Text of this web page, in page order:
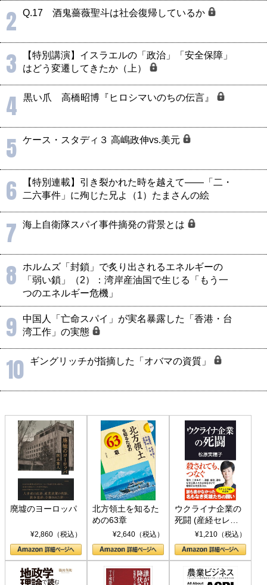
2 Q.17 酒鬼薔薇聖斗は社会復帰しているか
3
【特別講演】イスラエルの「政治」「安全保障」
はどう変遷してきたか（上）
4 黒い爪 高橋昭博『ヒロシマいのちの伝言』
5 ケース・スタディ３ 高嶋政伸vs.美元
6
【特別連載】引き裂かれた時を越えて――「二・
二六事件」に殉じた兄よ（1）たまさんの絵
7 海上自衛隊スパイ事件摘発の背景とは
8
ホルムズ「封鎖」で炙り出されるエネルギーの
「弱い鎖」（2）：湾岸産油国で生じる「もう一
つのエネルギー危機」
9 中国人「亡命スパイ」が実名暴露した「香港・台
湾工作」の実態
10 ギングリッチが指摘した「オバマの資質」
廃墟のヨーロッパ
¥2,860（税込）
北方領土を知るた
めの63章
¥2,640（税込）
ウクライナ企業の
死闘 (産経セレク
ト S 039)¥1,210（税込）